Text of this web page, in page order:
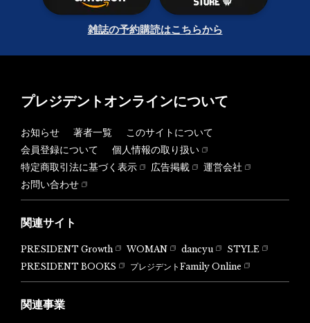
雑誌の予約購読はこちらから
プレジデントオンラインについて
お知らせ 著者一覧
このサイトについて
会員登録について
個人情報の取り扱い
特定商取引法に基づく表示
広告掲載
運営会社
お問い合わせ
関連サイト
PRESIDENT Growth WOMAN dancyu
STYLE
PRESIDENT BOOKS
プレジデントFamily Online
関連事業